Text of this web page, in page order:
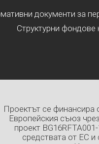
документи за
Структурни фондове
Проектът се финансира
Европейския съюз
проект
средствата от ЕС и